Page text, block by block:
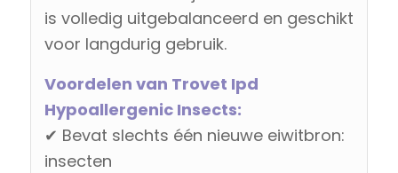
is volledig uitgebalanceerd en geschikt
voor langdurig gebruik.
Voordelen van Trovet Ipd
Hypoallergenic Insects:
✔ Bevat slechts één nieuwe eiwitbron:
insecten